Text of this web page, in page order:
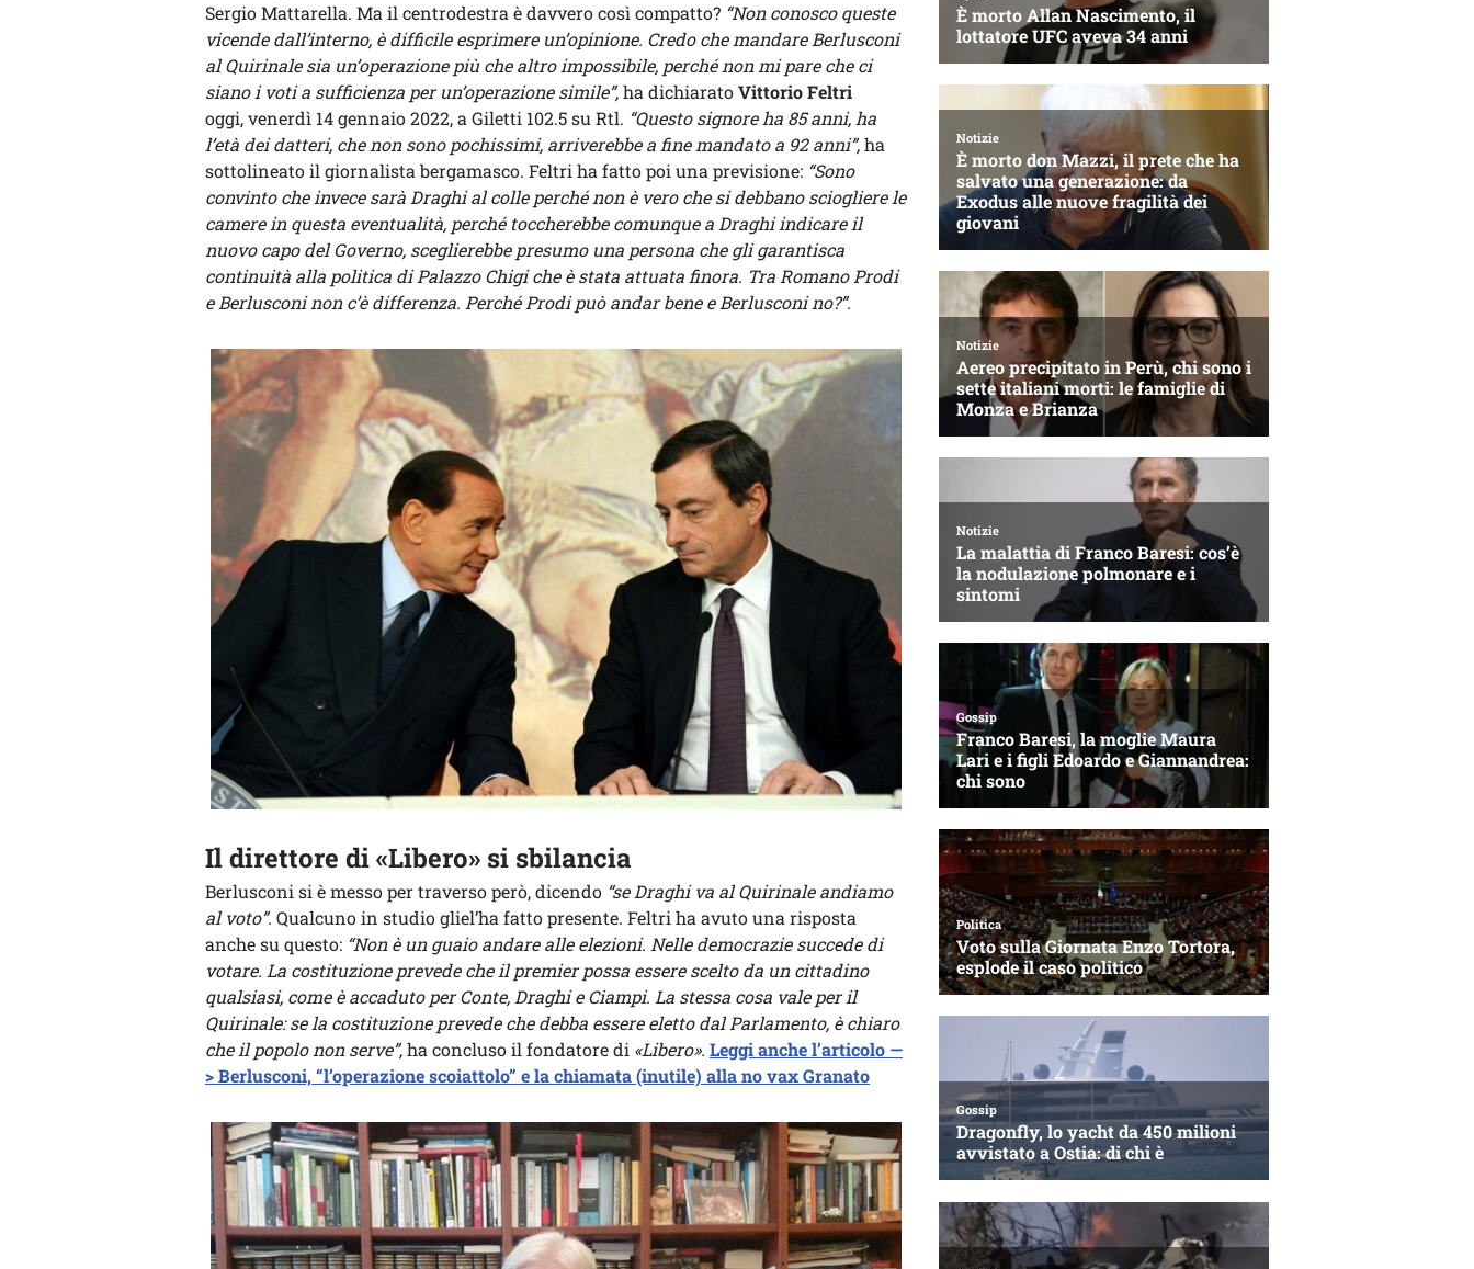
Sergio Mattarella. Ma il centrodestra è davvero così compatto? “Non conosco queste
vicende dall’interno, è difficile esprimere un’opinione. Credo che mandare Berlusconi
al Quirinale sia un’operazione più che altro impossibile, perché non mi pare che ci
siano i voti a sufficienza per un’operazione simile”,ha dichiaratoVittorio Feltri
oggi, venerdì 14 gennaio 2022, a Giletti 102.5 su Rtl. “Questo signore ha 85 anni, ha
l’età dei datteri, che non sono pochissimi, arriverebbe a fine mandato a 92 anni”,ha
sottolineato il giornalista bergamasco. Feltri ha fatto poi una previsione: “Sono
convinto che invece sarà Draghi al colle perché non è vero che si debbano sciogliere le
camere in questa eventualità, perché toccherebbe comunque a Draghi indicare il
nuovo capo del Governo, sceglierebbe presumo una persona che gli garantisca
continuità alla politica di Palazzo Chigi che è stata attuata finora. Tra Romano Prodi
e Berlusconi non c’è differenza. Perché Prodi può andar bene e Berlusconi no?”.
Il direttore di «Libero» si sbilancia
Berlusconi si è messo per traverso però, dicendo “se Draghi va al Quirinale andiamo
al voto”. Qualcuno in studio gliel’ha fatto presente. Feltri ha avuto una risposta
anche su questo: “Non è un guaio andare alle elezioni. Nelle democrazie succede di
votare. La costituzione prevede che il premier possa essere scelto da un cittadino
qualsiasi, come è accaduto per Conte, Draghi e Ciampi. La stessa cosa vale per il
Quirinale: se la costituzione prevede che debba essere eletto dal Parlamento, è chiaro
che il popolo non serve”,ha concluso il fondatore di «Libero». Leggi anche l’articolo —
> Berlusconi, “l’operazione scoiattolo” e la chiamata (inutile) alla no vax Granato